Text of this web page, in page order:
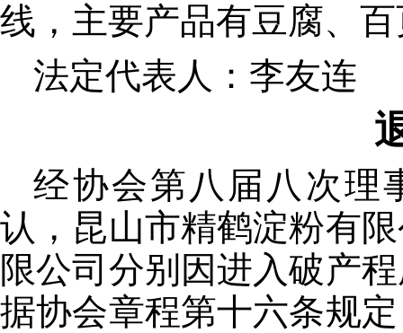
线，主要产品有豆腐、
法定代表人：李友连
经协会第八届八次理
认，昆山市精鹤淀粉有
限公司分别因进入破产
据协会章程第十六条规